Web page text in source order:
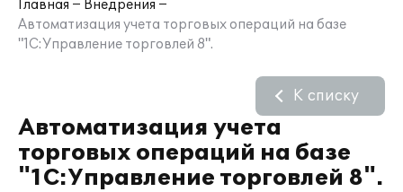
Главная
Внедрения
Автоматизация учета торговых операций на базе
"1С:Управление торговлей 8".
Автоматизация учета
торговых операций на базе
"1С:Управление торговлей 8".
К списку